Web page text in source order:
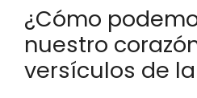
¿Cómo
nuestro
versículos de